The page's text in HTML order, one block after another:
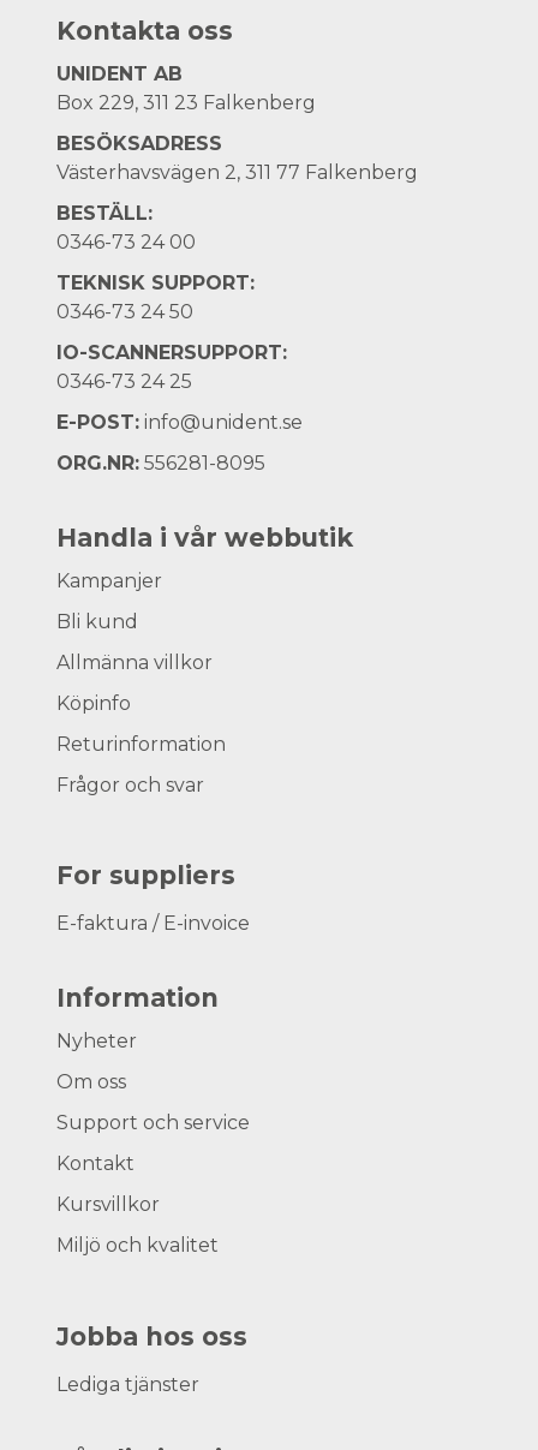
Kontakta oss
UNIDENT AB
Box 229, 311 23 Falkenberg
BESÖKSADRESS
Västerhavsvägen 2, 311 77 Falkenberg
BESTÄLL:
0346-73 24 00
TEKNISK SUPPORT:
0346-73 24 50
IO-SCANNERSUPPORT:
0346-73 24 25
E-POST: info@unident.se
ORG.NR: 556281-8095
Handla i vår webbutik
Kampanjer
Bli kund
Allmänna villkor
Köpinfo
Returinformation
Frågor och svar
For suppliers
E-faktura / E-invoice
Information
Nyheter
Om oss
Support och service
Kontakt
Kursvillkor
Miljö och kvalitet
Jobba hos oss
Lediga tjänster